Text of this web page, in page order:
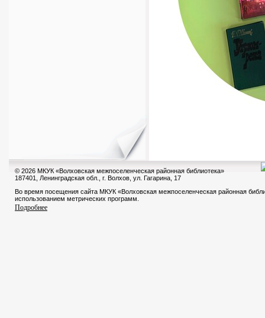
© 2026 МКУК «Волховская межпоселенческая районная библиотека»
187401, Ленинградская обл., г. Волхов, ул. Гагарина, 17
Во время посещения сайта МКУК «Волховская межпоселенческая районная
использованием метрических программ.
Подробнее